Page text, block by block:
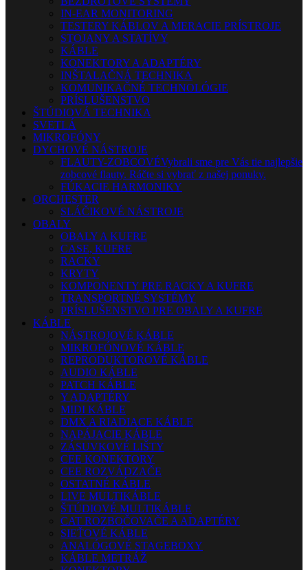
IN-EAR MONITORING
TESTERY KÁBLOV A MERACIE PRÍSTROJE
STOJANY A STATÍVY
KÁBLE
KONEKTORY A ADAPTÉRY
INŠTALAČNÁ TECHNIKA
KOMUNIKAČNÉ TECHNOLÓGIE
PRÍSLUŠENSTVO
ŠTÚDIOVÁ TECHNIKA
SVETLÁ
MIKROFÓNY
DYCHOVÉ NÁSTROJE
FLAUTY-ZOBCOVÉVybrali sme pre Vás tie najlepšie
zobcové flauty. Ráčte si vybrať z našej ponuky.
FÚKACIE HARMONIKY
ORCHESTER
SLÁČIKOVÉ NÁSTROJE
OBALY
OBALY A KUFRE
CASE, KUFRE
RACKY
KRYTY
KOMPONENTY PRE RACKY A KUFRE
TRANSPORTNÉ SYSTÉMY
PRÍSLUŠENSTVO PRE OBALY A KUFRE
KÁBLE
NÁSTROJOVÉ KÁBLE
MIKROFÓNOVÉ KÁBLE
REPRODUKTOROVÉ KÁBLE
AUDIO KÁBLE
PATCH KÁBLE
Y ADAPTÉRY
MIDI KÁBLE
DMX A RIADIACE KÁBLE
NAPÁJACIE KÁBLE
ZÁSUVKOVÉ LIŠTY
CEE KONEKTORY
CEE ROZVÁDZAČE
OSTATNÉ KÁBLE
LIVE MULTIKÁBLE
ŠTÚDIOVÉ MULTIKÁBLE
CAT ROZBOČOVAČE A ADAPTÉRY
SIEŤOVÉ KÁBLE
ANALÓGOVÉ STAGEBOXY
KÁBLE METRÁŽ